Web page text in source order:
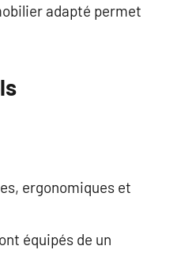
adapté permet
ergonomiques et
équipés de un